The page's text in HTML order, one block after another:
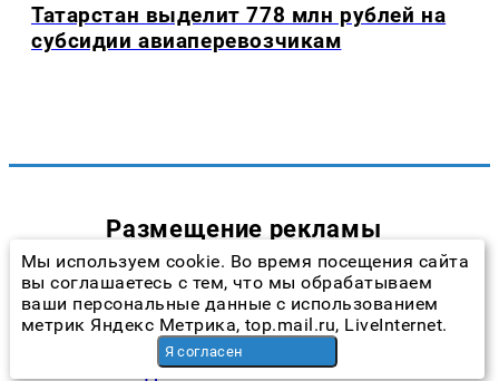
Татарстан выделит 778 млн рублей на
субсидии авиаперевозчикам
Размещение рекламы
+7 (917) 911-22-52
andrey@prokazan.ru
Прайс-лист
Мы используем cookie. Во время посещения сайта
вы соглашаетесь с тем, что мы обрабатываем
ваши персональные данные с использованием
метрик Яндекс Метрика, top.mail.ru, LiveInternet.
Я согласен